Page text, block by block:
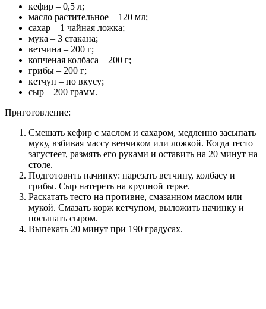
кефир – 0,5 л;
масло растительное – 120 мл;
сахар – 1 чайная ложка;
мука – 3 стакана;
ветчина – 200 г;
копченая колбаса – 200 г;
грибы – 200 г;
кетчуп – по вкусу;
сыр – 200 грамм.
Приготовление:
Смешать кефир с маслом и сахаром, медленно засыпать
муку, взбивая массу венчиком или ложкой. Когда тесто
загустеет, размять его руками и оставить на 20 минут на
столе.
Подготовить начинку: нарезать ветчину, колбасу и
грибы. Сыр натереть на крупной терке.
Раскатать тесто на противне, смазанном маслом или
мукой. Смазать корж кетчупом, выложить начинку и
посыпать сыром.
Выпекать 20 минут при 190 градусах.